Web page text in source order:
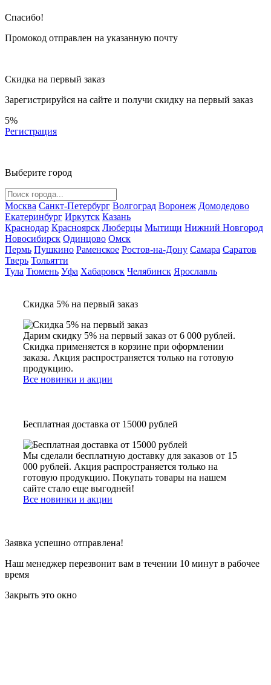
Спасибо!
Промокод отправлен на указанную почту
Скидка на первый заказ
Зарегистрируйся на сайте и получи скидку на первый заказ
5%
Регистрация
Выберите город
Москва Санкт-Петербург Волгоград Воронеж Домодедово
Екатеринбург Иркутск Казань
Краснодар Красноярск Люберцы Мытищи Нижний Новгород
Новосибирск Одинцово Омск
Пермь Пушкино Раменское Ростов-на-Дону Самара Саратов
Тверь Тольятти
Тула Тюмень Уфа Хабаровск Челябинск Ярославль
Скидка 5% на первый заказ
Дарим скидку 5% на первый заказ от 6 000 рублей.
Скидка применяется в корзине при оформлении
заказа. Акция распространяется только на готовую
продукцию.
Все новинки и акции
Бесплатная доставка от 15000 рублей
Мы сделали бесплатную доставку для заказов от 15
000 рублей. Акция распространяется только на
готовую продукцию. Покупать товары на нашем
сайте стало еще выгодней!
Все новинки и акции
Заявка успешно отправлена!
Наш менеджер перезвонит вам в течении 10 минут в рабочее
время
Закрыть это окно